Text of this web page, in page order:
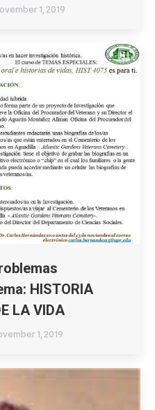
1, 2019
HISTORIA
LA VIDA
1, 2019